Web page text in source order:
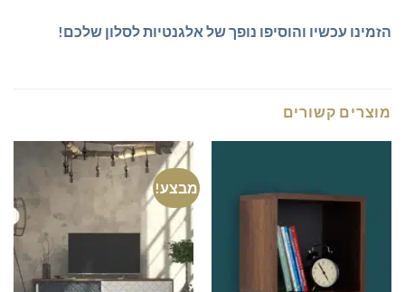
הזמינו עכשיו והוסיפו נופך של אלגנטיות לסלון שלכם!
מוצרים קשורים
מבצע!